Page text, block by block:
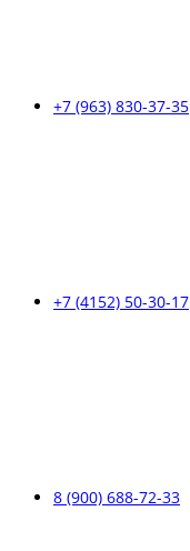
+7 (963) 830-37-35
+7 (4152) 50-30-17
8 (900) 688-72-33